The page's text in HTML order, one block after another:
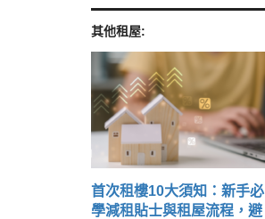
其他租屋:
首次租樓10大須知：新手必
學減租貼士與租屋流程，避